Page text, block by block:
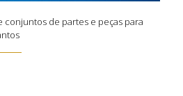
conjuntos de partes e peças para